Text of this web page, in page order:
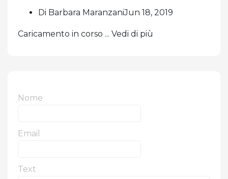
Di Barbara MaranzaniJun 18, 2019
Caricamento in corso ... Vedi di più
Nome
Email
Text